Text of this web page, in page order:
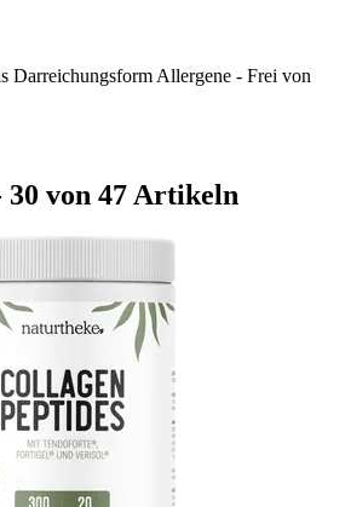
Darreichungsform Allergene - Frei von
von 47 Artikeln